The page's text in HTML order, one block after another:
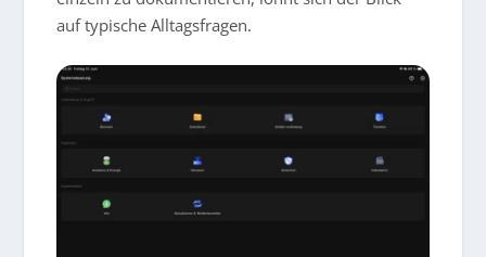
auf typische Alltagsfragen.